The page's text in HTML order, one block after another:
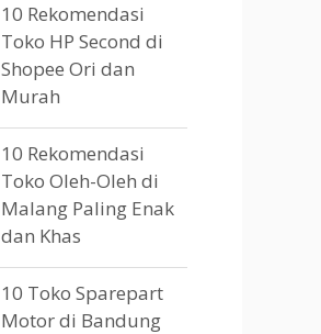
10 Rekomendasi
Toko HP Second di
Shopee Ori dan
Murah
10 Rekomendasi
Toko Oleh-Oleh di
Malang Paling Enak
dan Khas
10 Toko Sparepart
Motor di Bandung